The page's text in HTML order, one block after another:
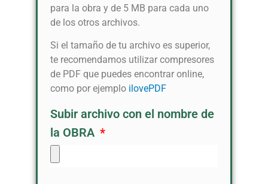
para la obra y de 5 MB para cada uno
de los otros archivos.
Si el tamaño de tu archivo es superior,
te recomendamos utilizar compresores
de PDF que puedes encontrar online,
como por ejemplo ilovePDF
Subir archivo con el nombre de
la OBRA